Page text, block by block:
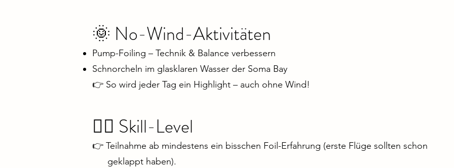
🌞 No-Wind-Aktivitäten
Pump-Foiling – Technik & Balance verbessern
Schnorcheln im glasklaren Wasser der Soma Bay
👉 So wird jeder Tag ein Highlight – auch ohne Wind!
🏄‍♂️ Skill-Level
👉 Teilnahme ab mindestens ein bisschen Foil-Erfahrung (erste Flüge sollten schon
geklappt haben).